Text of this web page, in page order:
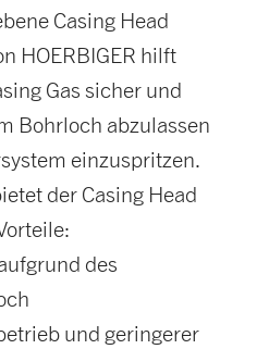
Casing Head
HOERBIGER hilft
Gas sicher und
Bohrloch abzulassen
einzuspritzen.
der Casing Head
des
und geringerer